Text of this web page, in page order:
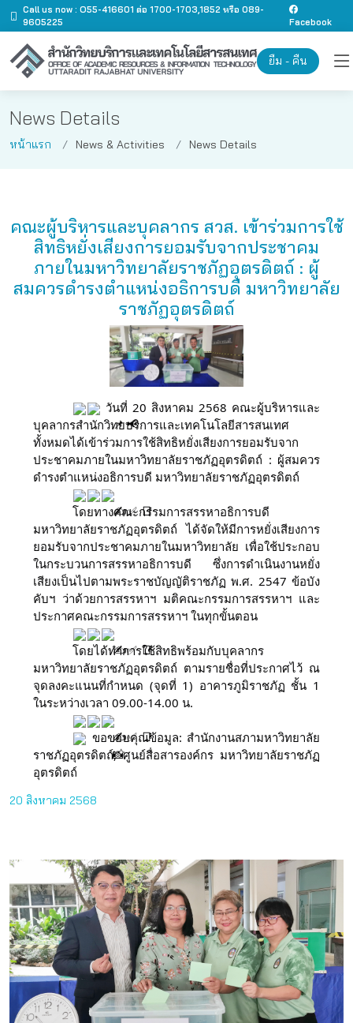
Call us now : O55-416601 ต่อ 1700-1703,1852 หรือ 089-
9605225
Facebook
ยืม - คืน
News Details
หน้าแรก News & Activities News Details
คณะผู้บริหารและบุคลากร สวส. เข้าร่วมการใช้
สิทธิหยั่งเสียงการยอมรับจากประชาคม
ภายในมหาวิทยาลัยราชภัฏอุตรดิตถ์ : ผู้
สมควรดำรงตำแหน่งอธิการบดี มหาวิทยาลัย
ราชภัฏอุตรดิตถ์
วันที่ 20 สิงหาคม 2568 คณะผู้บริหารและ
บุคลากรสำนักวิทยบริการและเทคโนโลยีสารสนเทศ
ทั้งหมดได้เข้าร่วมการใช้สิทธิหยั่งเสียงการยอมรับจาก
ประชาคมภายในมหาวิทยาลัยราชภัฏอุตรดิตถ์ : ผู้สมควร
ดำรงตำแหน่งอธิการบดี มหาวิทยาลัยราชภัฏอุตรดิตถ์
โดยทางคณะกรรมการสรรหาอธิการบดี
มหาวิทยาลัยราชภัฏอุตรดิตถ์ ได้จัดให้มีการหยั่งเสียงการ
ยอมรับจากประชาคมภายในมหาวิทยาลัย เพื่อใช้ประกอบ
ในกระบวนการสรรหาอธิการบดี ซึ่งการดำเนินงานหยั่ง
เสียงเป็นไปตามพระราชบัญญัติราชภัฏ พ.ศ. 2547 ข้อบัง
คับฯ ว่าด้วยการสรรหาฯ มติคณะกรรมการสรรหาฯ และ
ประกาศคณะกรรมการสรรหาฯ ในทุกขั้นตอน
โดยได้ทำการใช้สิทธิพร้อมกับบุคลากร
มหาวิทยาลัยราชภัฏอุตรดิตถ์ ตามรายชื่อที่ประกาศไว้ ณ
จุดลงคะแนนที่กำหนด (จุดที่ 1) อาคารภูมิราชภัฏ ชั้น 1
ในระหว่างเวลา 09.00-14.00 น.
ขอขอบคุณข้อมูล: สำนักงานสภามหาวิทยาลัย
ราชภัฏอุตรดิตถ์, ศูนย์สื่อสารองค์กร มหาวิทยาลัยราชภัฏ
อุตรดิตถ์
20 สิงหาคม 2568